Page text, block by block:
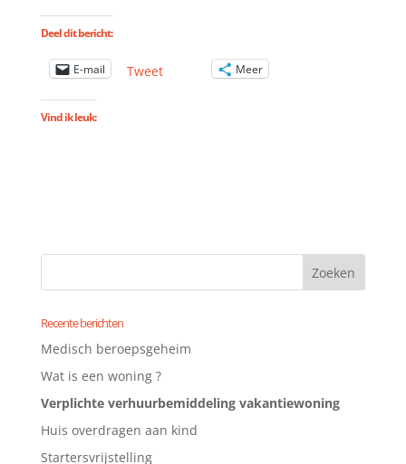
Deel dit bericht:
E-mail Tweet Meer
Vind ik leuk:
Recente berichten
Medisch beroepsgeheim
Wat is een woning ?
Verplichte verhuurbemiddeling vakantiewoning
Huis overdragen aan kind
Startersvrijstelling